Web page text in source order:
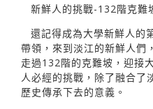
新鮮人的挑戰-132階克難
還記得成為大學新鮮人的
帶領，來到淡江的新鮮人們
走過132階的克難坡，迎接
人必經的挑戰，除了融合了
歷史傳承下去的意義。